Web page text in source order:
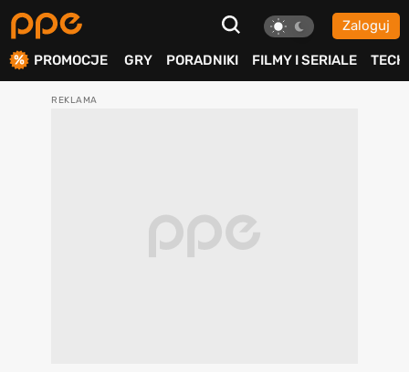
Zaloguj
PROMOCJE GRY PORADNIKI FILMY I SERIALE TECH